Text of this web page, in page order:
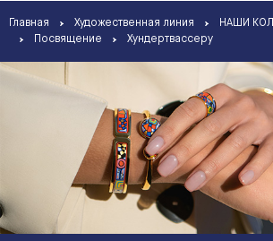
Главная Художественная линия
НАШИ
Посвящение
Хундертвассеру